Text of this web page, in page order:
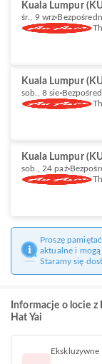
Kuala Lumpur
śr., 9 wrz
Kuala Lumpur
sob., 8 sie
Kuala Lumpur
sob., 24 paź
Proszę
aktualne i mogą
Staramy się
Informacje o locie
Hat Yai